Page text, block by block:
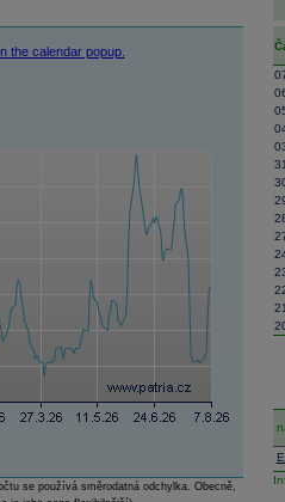
the calendar popup.
se používá směrodatná odchylka. Obecně,